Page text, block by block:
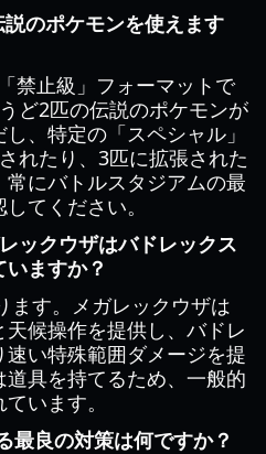
のポケモンを使えます
禁止級」フォーマットで
ど2匹の伝説のポケモンが
、特定の「スペシャル」
れたり、3匹に拡張された
にバトルスタジアムの最
てください。
ックウザはバドレックス
いますか？
ます。メガレックウザは
候操作を提供し、バドレ
い特殊範囲ダメージを提
具を持てるため、一般的
います。
最良の対策は何ですか？